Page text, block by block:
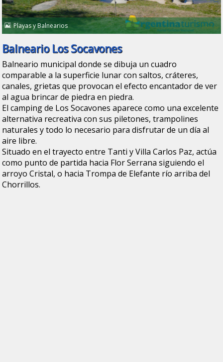
Playas y Balnearios
Balneario Los Socavones
Balneario municipal donde se dibuja un cuadro
comparable a la superficie lunar con saltos, cráteres,
canales, grietas que provocan el efecto encantador de ver
al agua brincar de piedra en piedra.
El camping de Los Socavones aparece como una excelente
alternativa recreativa con sus piletones, trampolines
naturales y todo lo necesario para disfrutar de un día al
aire libre.
Situado en el trayecto entre Tanti y Villa Carlos Paz, actúa
como punto de partida hacia Flor Serrana siguiendo el
arroyo Cristal, o hacia Trompa de Elefante río arriba del
Chorrillos.